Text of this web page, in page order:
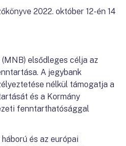
2022. október 12-én 14
elsődleges célja az
A jegybank
nélkül támogatja a
és a Kormány
fenntarthatósággal
és az európai